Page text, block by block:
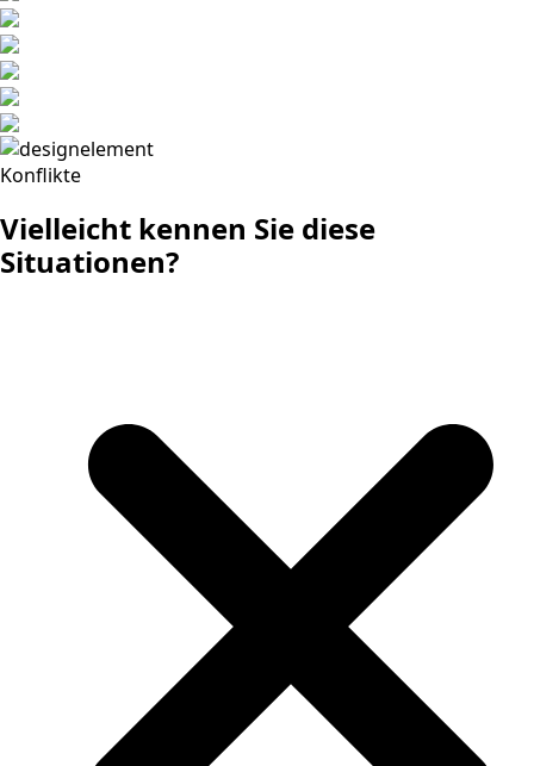
Konflikte
Vielleicht kennen Sie diese
Situationen?